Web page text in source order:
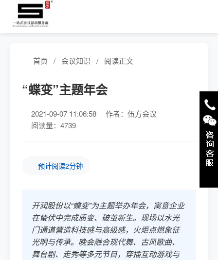
首页 / 会议知识 / 阅读正文
“蝶变”主题年会
2021-09-07 11:06:58
作者：伍方会议
阅读量：4739
预计阅读2分钟
开润股份以“蝶变”为主题举办年会，寓意企业
在蛰伏中完成质变、破茧新生。现场以水光
门通道营造科技感与高级感，火炬点燃象征
光明与传承。晚会融合现代舞、古风歌曲、
舞台剧、走秀等多元节目，穿插互动游戏与